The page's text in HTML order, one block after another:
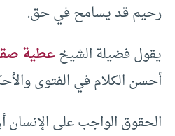
رحيم قد يسامح في حق.
يقول فضيلة الشيخعطية
أحسن الكلام في الفتوى
الحقوق الواجب على الإنسان